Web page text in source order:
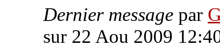
Dernier message par
sur 22 Aou 2009